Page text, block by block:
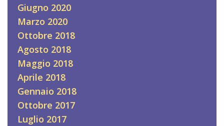
Giugno 2020
Marzo 2020
Ottobre 2018
Agosto 2018
Maggio 2018
Aprile 2018
Gennaio 2018
Ottobre 2017
Luglio 2017